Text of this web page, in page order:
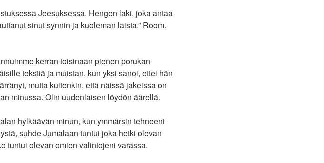
Jeesuksessa. Hengen laki, joka antaa
sinut synnin ja kuoleman laista.” Room.
kerran toisinaan pienen porukan
tekstiä ja muistan, kun yksi sanoi, ettei hän
mutta kuitenkin, että näissä jakeissa on
minussa. Olin uudenlaisen löydön äärellä.
hylkäävän minun, kun ymmärsin tehneeni
suhde Jumalaan tuntui joka hetki olevan
tuntui olevan omien valintojeni varassa.